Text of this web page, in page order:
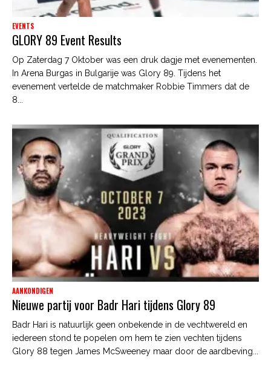
EVENTS
GLORY 89 Event Results
Op Zaterdag 7 Oktober was een druk dagje met evenementen.
In Arena Burgas in Bulgarije was Glory 89. Tijdens het
evenement vertelde de matchmaker Robbie Timmers dat de
8...
AANKONDIGEN
Nieuwe partij voor Badr Hari tijdens Glory 89
Badr Hari is natuurlijk geen onbekende in de vechtwereld en
iedereen stond te popelen om hem te zien vechten tijdens
Glory 88 tegen James McSweeney maar door de aardbeving...